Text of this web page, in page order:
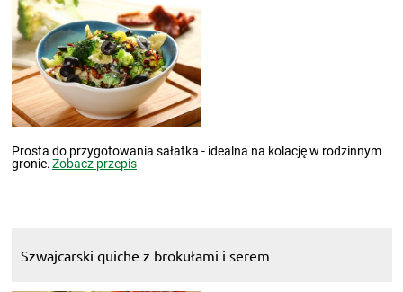
Prosta do przygotowania sałatka - idealna na kolację w rodzinnym
gronie.Zobacz przepis
Szwajcarski quiche z brokułami i serem